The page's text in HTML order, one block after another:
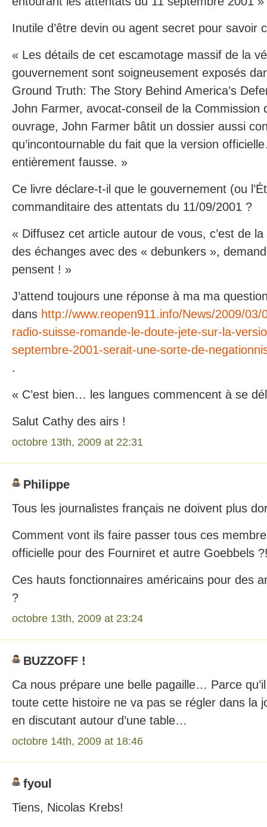
Inutile d’être devin ou agent secret pour savoir
« Les détails de cet escamotage massif de la
gouvernement sont soigneusement exposés
Ground Truth: The Story Behind America’s
John Farmer, avocat-conseil de la Commission
ouvrage, John Farmer bâtit un dossier aussi
qu’incontournable du fait que la version
entièrement fausse. »
Ce livre déclare-t-il que le gouvernement (ou
commanditaire des attentats du 11/09/2001 ?
« Diffusez cet article autour de vous, c’est de
des échanges avec des « debunkers »,
pensent ! »
J’attend toujours une réponse à ma ma
dans http://www.reopen911.info/News/2009/
radio-suisse-romande-le-doute-jete-sur-la-
septembre-2001-serait-une-sorte-de-
.
« C’est bien… les langues commencent à se
Salut Cathy des airs !
octobre 13th, 2009 at 22:31
Philippe
Tous les journalistes français ne doivent plus
Comment vont ils faire passer tous ces
officielle pour des Fourniret et autre Goebbels
Ces hauts fonctionnaires américains pour des
?
octobre 13th, 2009 at 23:24
BUZZOFF !
Ca nous prépare une belle pagaille… Parce
toute cette histoire ne va pas se régler dans la
en discutant autour d’une table…
octobre 14th, 2009 at 18:46
fyoul
Tiens, Nicolas Krebs!